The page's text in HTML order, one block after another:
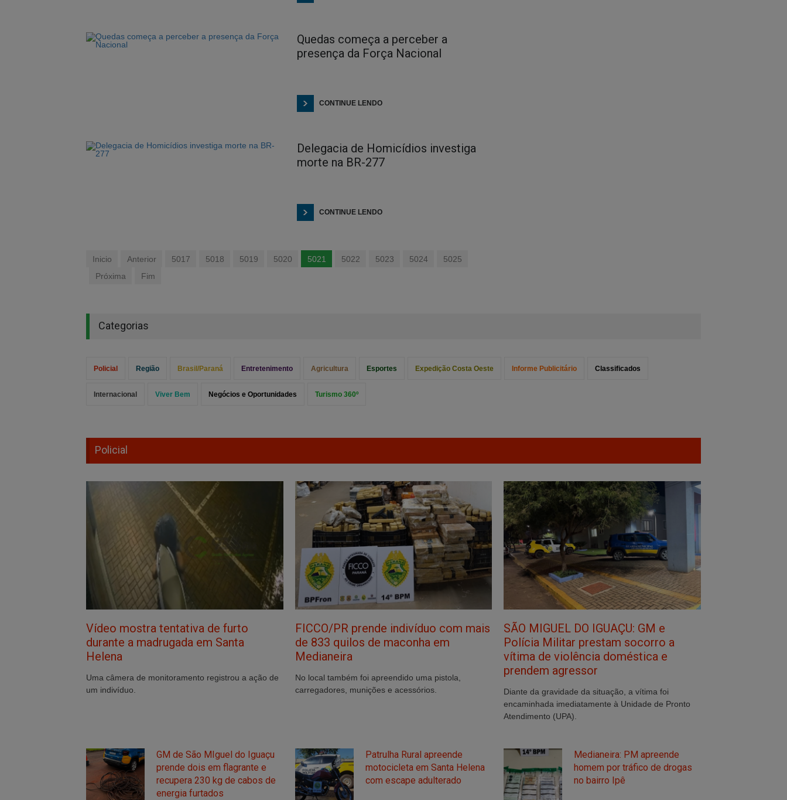
Quedas começa a perceber a
presença da Força Nacional
CONTINUE LENDO
Delegacia de Homicídios investiga
morte na BR-277
CONTINUE LENDO
Inicio Anterior 5017 5018 5019 5020 5021 5022 5023 5024
5025
Próxima
Fim
Categorias
Policial Região Brasil/Paraná Entretenimento Agricultura Esportes Expedição Costa Oeste Informe Publicitário Classificados
Internacional Viver Bem Negócios e Oportunidades Turismo 360º
Policial
Vídeo mostra tentativa de furto
durante a madrugada em Santa
Helena
Uma câmera de monitoramento registrou a ação de
um indivíduo.
FICCO/PR prende indivíduo com mais
de 833 quilos de maconha em
Medianeira
No local também foi apreendido uma pistola,
carregadores, munições e acessórios.
SÃO MIGUEL DO IGUAÇU: GM e
Polícia Militar prestam socorro a
vítima de violência doméstica e
prendem agressor
Diante da gravidade da situação, a vítima foi
encaminhada imediatamente à Unidade de Pronto
Atendimento (UPA).
GM de São MIguel do Iguaçu
prende dois em flagrante e
recupera 230 kg de cabos de
energia furtados
Patrulha Rural apreende
motocicleta em Santa Helena
com escape adulterado
Medianeira: PM apreende
homem por tráfico de drogas
no bairro Ipê